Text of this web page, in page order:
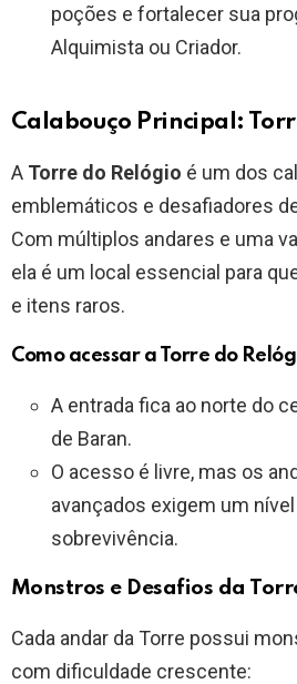
poções e fortalecer sua
Alquimista ou Criador.
Calabouço Principal:
A Torre do Relógio é um dos
emblemáticos e desafiadores
Com múltiplos andares e uma
ela é um local essencial para
e itens raros.
Como acessar a Torre do
A entrada fica ao norte do
de Baran.
O acesso é livre, mas os
avançados exigem um
sobrevivência.
Monstros e Desafios da
Cada andar da Torre possui
com dificuldade crescente: